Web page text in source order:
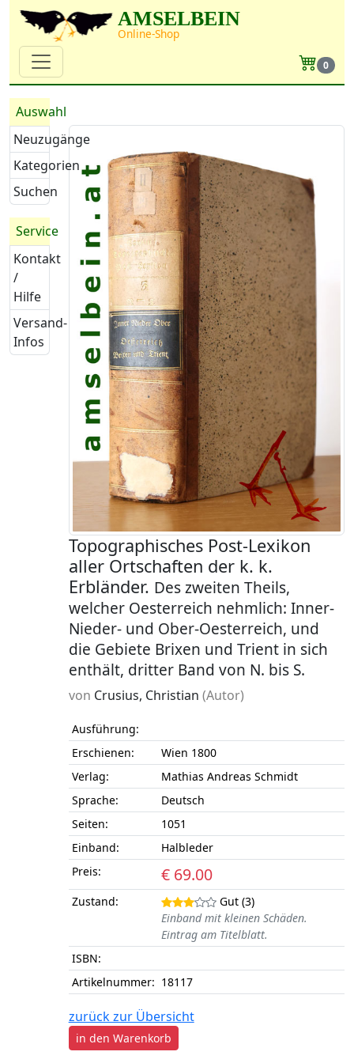
AMSELBEIN
Online-Shop
0
Auswahl
Neuzugänge
Kategorien
Suchen
Service
Kontakt
/
Hilfe
Versand-
Infos
Topographisches Post-Lexikon
aller Ortschaften der k. k.
Erbländer. Des zweiten Theils,
welcher Oesterreich nehmlich: Inner-
Nieder- und Ober-Oesterreich, und
die Gebiete Brixen und Trient in sich
enthält, dritter Band von N. bis S.
von Crusius, Christian (Autor)
Ausführung:
Erschienen:
Wien 1800
Verlag:
Mathias Andreas Schmidt
Sprache:
Deutsch
Seiten:
1051
Einband:
Halbleder
Preis:
€ 69.00
Zustand:
Gut (3)
Einband mit kleinen Schäden.
Eintrag am Titelblatt.
ISBN:
Artikelnummer: 18117
zurück zur Übersicht
in den Warenkorb